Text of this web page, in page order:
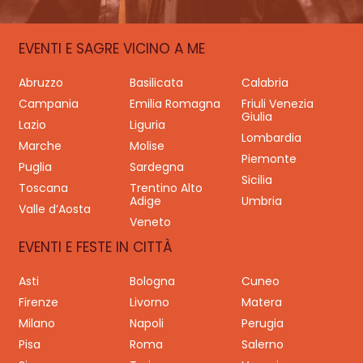
EVENTI E SAGRE VICINO A ME
Abruzzo Basilicata
Calabria
Campania
Emilia Romagna
Friuli Venezia
Giulia
Lazio
Liguria
Lombardia
Marche
Molise
Piemonte
Puglia
Sardegna
Sicilia
Toscana
Trentino Alto
Adige
Umbria
Valle d’Aosta
Veneto
EVENTI E FESTE IN CITTÀ
Asti Bologna
Cuneo
Firenze
Livorno
Matera
Milano
Napoli
Perugia
Pisa
Roma
Salerno